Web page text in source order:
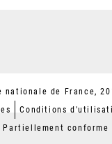
de France,
Conditions
conforme